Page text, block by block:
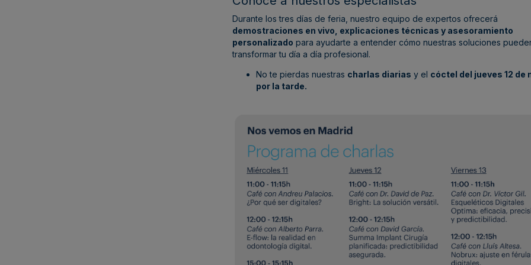
Durante los tres días de feria, nuestro equipo de expertos ofrecerá
demostraciones en vivo, explicaciones técnicas y asesoramiento
personalizado para ayudarte a entender cómo nuestras soluciones
transformar tu día a día profesional.
No te pierdas nuestras charlas diarias y el cóctel del jueves 12 de
por la tarde.